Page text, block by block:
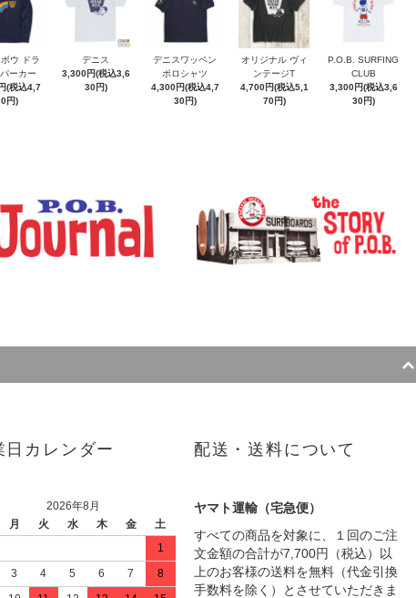
ウ ドラ
ーカー
(税込4,7
円)
デニス
3,300円(税込3,6
30円)
デニスワッペン
ポロシャツ
4,300円(税込4,7
30円)
オリジナル ヴィ
ンテージT
4,700円(税込5,1
70円)
P.O.B. SURFING
CLUB
3,300円(税込3,6
30円)
日カレンダー
2026年8月
月 火 水 木 金
土
1
3 4 5 6 7
8
配送・送料について
ヤマト運輸（宅急便）
すべての商品を対象に、１回のご注
文金額の合計が7,700円（税込）以
上のお客様の送料を無料（代金引換
手数料を除く）とさせていただきま